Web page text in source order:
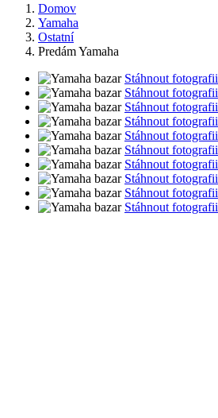
Domov
Yamaha
Ostatní
Predám Yamaha
Stáhnout fotografii
Stáhnout fotografii
Stáhnout fotografii
Stáhnout fotografii
Stáhnout fotografii
Stáhnout fotografii
Stáhnout fotografii
Stáhnout fotografii
Stáhnout fotografii
Stáhnout fotografii